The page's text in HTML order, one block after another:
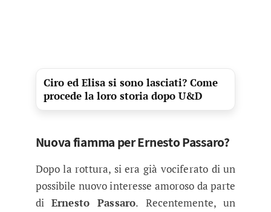
Ciro ed Elisa si sono lasciati? Come
procede la loro storia dopo U&D
Nuova fiamma per Ernesto Passaro?
Dopo la rottura, si era già vociferato di un
possibile nuovo interesse amoroso da parte
diErnesto Passaro. Recentemente, un